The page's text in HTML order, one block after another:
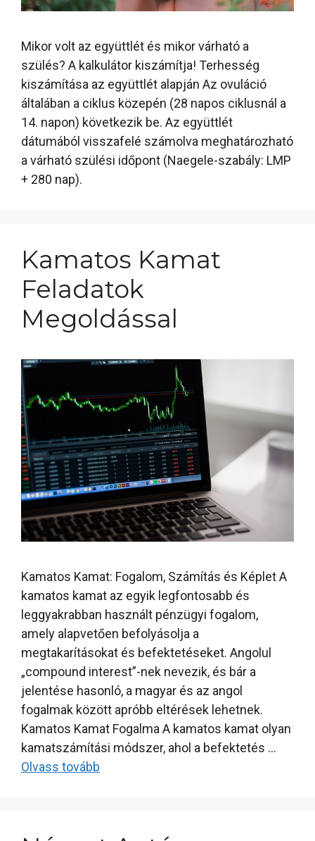
Mikor volt az együttlét és mikor várható a
szülés? A kalkulátor kiszámítja! Terhesség
kiszámítása az együttlét alapján Az ovuláció
általában a ciklus közepén (28 napos ciklusnál a
14. napon) következik be. Az együttlét
dátumából visszafelé számolva meghatározható
a várható szülési időpont (Naegele-szabály: LMP
+ 280 nap).
Kamatos Kamat
Feladatok
Megoldással
Kamatos Kamat: Fogalom, Számítás és Képlet A
kamatos kamat az egyik legfontosabb és
leggyakrabban használt pénzügyi fogalom,
amely alapvetően befolyásolja a
megtakarításokat és befektetéseket. Angolul
„compound interest”-nek nevezik, és bár a
jelentése hasonló, a magyar és az angol
fogalmak között apróbb eltérések lehetnek.
Kamatos Kamat Fogalma A kamatos kamat olyan
kamatszámítási módszer, ahol a befektetés …
Olvass tovább